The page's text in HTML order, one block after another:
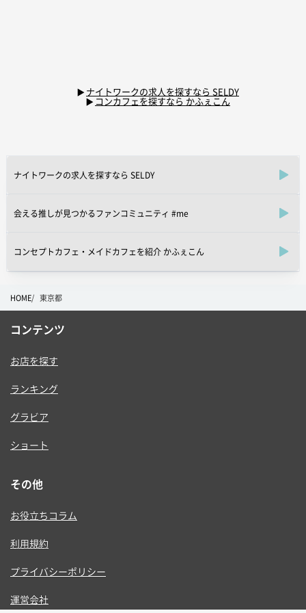
ナイトワークの求人を探すなら SELDY
コンカフェを探すなら かふぇこん
ナイトワークの求人を探すなら SELDY
会える推しが見つかるファンコミュニティ #me
コンセプトカフェ・メイドカフェを紹介 かふぇこん
HOME 東京都
コンテンツ
お店を探す
ランキング
グラビア
ショート
その他
お役立ちコラム
利用規約
プライバシーポリシー
運営会社